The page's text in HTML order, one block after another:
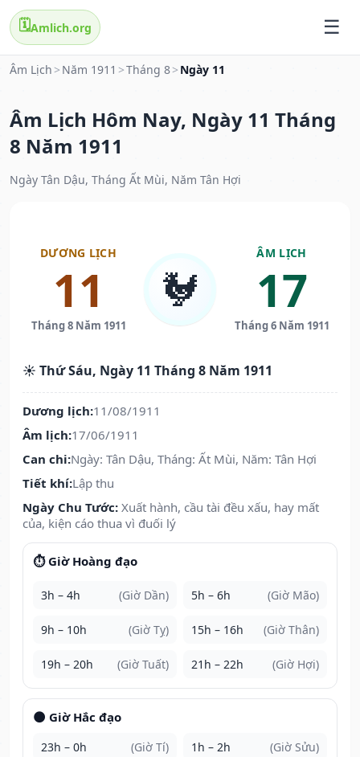
🗓️Amlich.org
Âm Lịch > Năm 1911 >Tháng 8> Ngày 11
Âm Lịch Hôm Nay, Ngày 11 Tháng
8 Năm 1911
Ngày Tân Dậu, Tháng Ất Mùi, Năm Tân Hợi
DƯƠNG LỊCH
11
Tháng 8 Năm 1911
🐓
ÂM LỊCH
17
Tháng 6 Năm 1911
☀️ Thứ Sáu, Ngày 11 Tháng 8 Năm 1911
Dương lịch:11/08/1911
Âm lịch:17/06/1911
Can chi:Ngày: Tân Dậu, Tháng: Ất Mùi, Năm: Tân Hợi
Tiết khí:Lập thu
Ngày Chu Tước: Xuất hành, cầu tài đều xấu, hay mất
của, kiện cáo thua vì đuối lý
⏱️ Giờ Hoàng đạo
3h – 4h (Giờ Dần) 5h – 6h (Giờ Mão)
9h – 10h (Giờ Tỵ) 15h – 16h (Giờ Thân)
19h – 20h (Giờ Tuất) 21h – 22h (Giờ Hợi)
🌑 Giờ Hắc đạo
23h – 0h (Giờ Tí) 1h – 2h (Giờ Sửu)